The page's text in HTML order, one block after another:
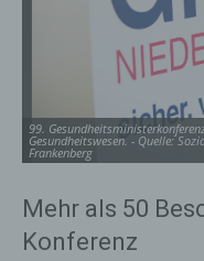
99.
Gesundheitswesen. - Quelle:
Frankenberg
Mehr als 50
Konferenz